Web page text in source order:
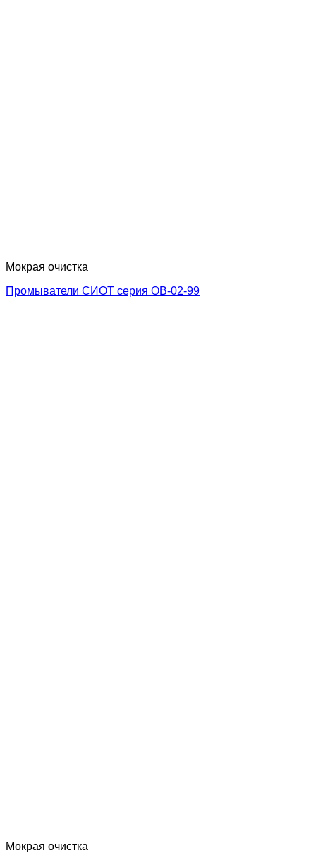
Мокрая очистка
Промыватели СИОТ серия ОВ-02-99
Мокрая очистка